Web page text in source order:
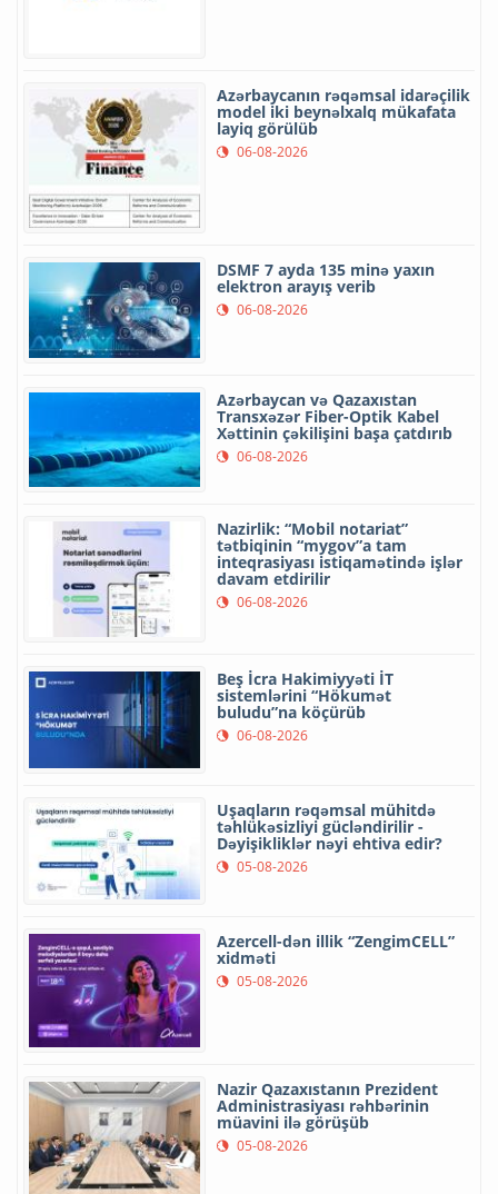
Azərbaycanın rəqəmsal idarəçilik
model iki beynəlxalq mükafata
layiq görülüb
06-08-2026
DSMF 7 ayda 135 minə yaxın
elektron arayış verib
06-08-2026
Azərbaycan və Qazaxıstan
Transxəzər Fiber-Optik Kabel
Xəttinin çəkilişini başa çatdırıb
06-08-2026
Nazirlik: “Mobil notariat”
tətbiqinin “mygov”a tam
inteqrasiyası istiqamətində işlər
davam etdirilir
06-08-2026
Beş İcra Hakimiyyəti İT
sistemlərini “Hökumət
buludu”na köçürüb
06-08-2026
Uşaqların rəqəmsal mühitdə
təhlükəsizliyi gücləndirilir -
Dəyişikliklər nəyi ehtiva edir?
05-08-2026
Azercell-dən illik “ZengimCELL”
xidməti
05-08-2026
Nazir Qazaxıstanın Prezident
Administrasiyası rəhbərinin
müavini ilə görüşüb
05-08-2026